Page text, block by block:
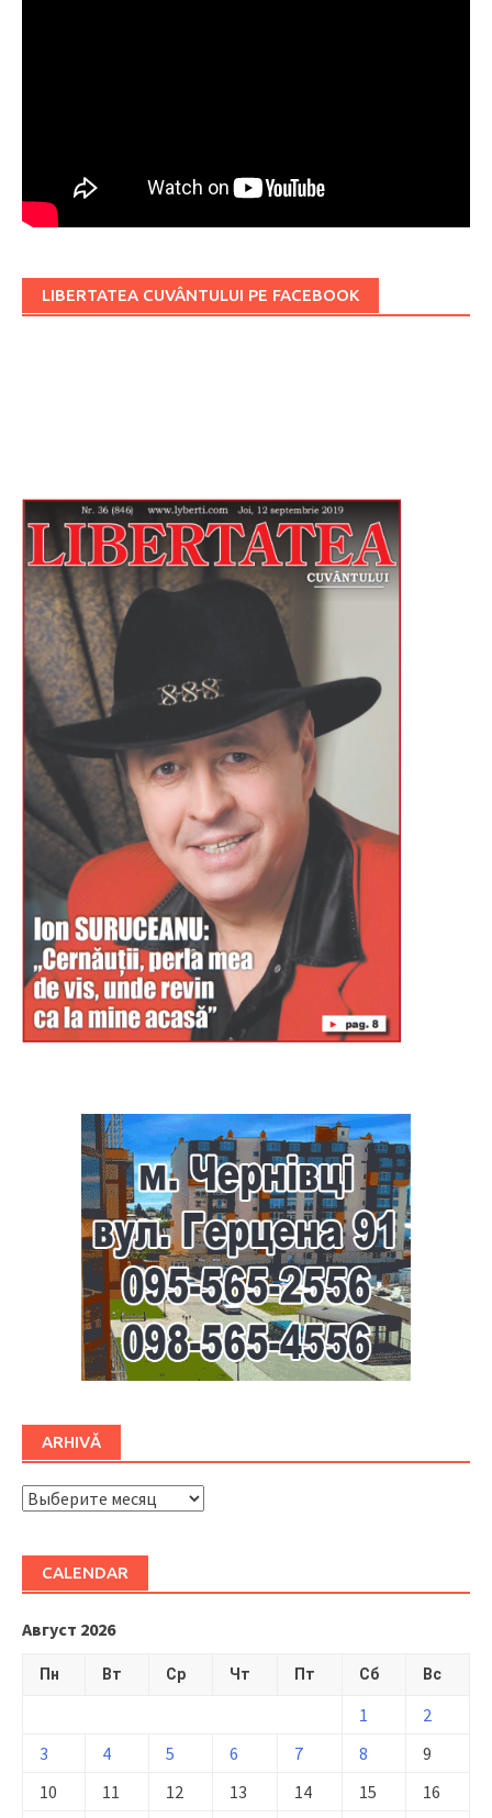
LIBERTATEA CUVÂNTULUI PE FACEBOOK
ARHIVĂ
ARHIVĂ
CALENDAR
Август 2026
Пн Вт Ср Чт Пт Сб Вс
1
2
3
4 5 6 7 8
9
10
11 12 13 14 15
16